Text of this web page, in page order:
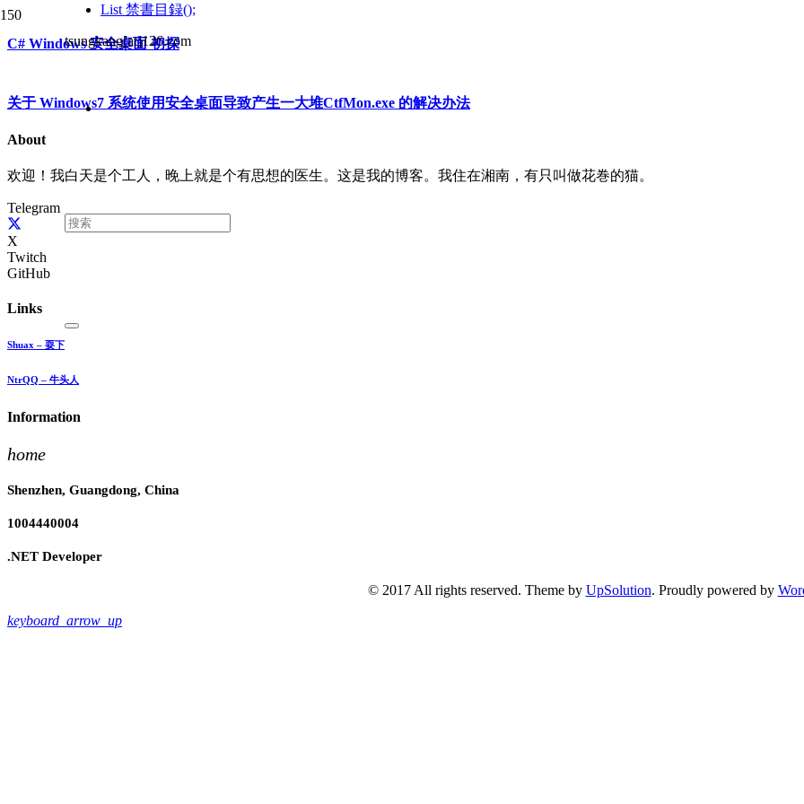
tsungkang[at]126.com
List 禁書目録();
C# Windows 安全桌面 初探
关于 Windows7 系统使用安全桌面导致产生一大堆CtfMon.exe 的解决办法
About
欢迎！我白天是个工人，晚上就是个有思想的医生。这是我的博客。我住在湘南，有只叫做花巻的猫。
Telegram
X
Twitch
GitHub
Links
Shuax – 耍下
NtrQQ – 牛头人
Information
home
Shenzhen, Guangdong, China
1004440004
.NET Developer
© 2017 All rights reserved. Theme by UpSolution. Proudly powered by
keyboard_arrow_up